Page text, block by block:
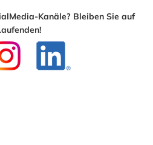
Kanäle? Bleiben Sie auf